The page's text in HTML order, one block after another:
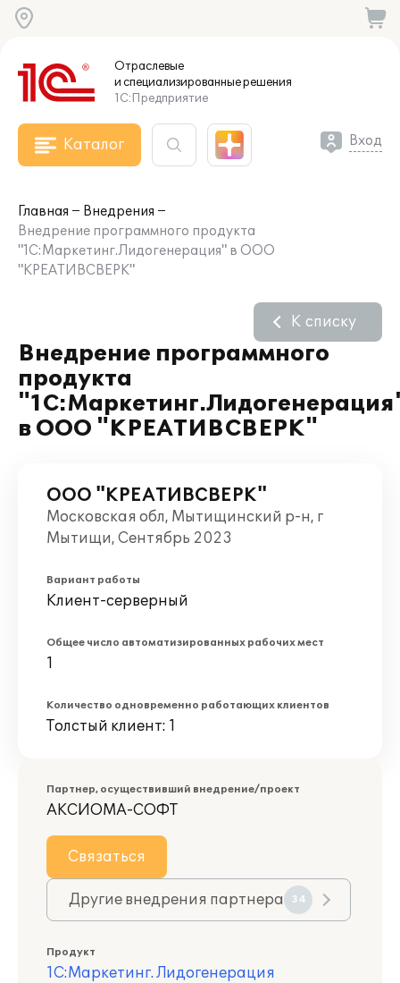
Отраслевые
и специализированныерешения
1С:Предприятие
Каталог Вход
Главная
Внедрения
Внедрение программного продукта
"1С:Маркетинг.Лидогенерация" в ООО
"КРЕАТИВСВЕРК"
Внедрение программного
продукта
в ООО "КРЕАТИВСВЕРК"
К списку
ООО "КРЕАТИВСВЕРК"
Московская обл, Мытищинский р-н, г
Мытищи, Сентябрь 2023
Вариант работы
Клиент-серверный
Общее число автоматизированных рабочих мест
1
Количество одновременно работающих клиентов
Толстый клиент: 1
Партнер, осуществивший внедрение/проект
АКСИОМА-СОФТ
Связаться
Другие внедрения партнера 34
Продукт
1С:Маркетинг. Лидогенерация